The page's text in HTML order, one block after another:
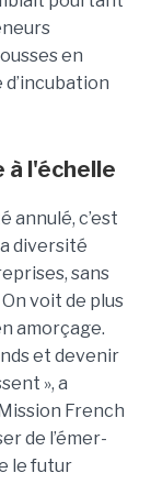
en
à l'échelle
annulé, c’est
diver­sité
sans
voit de plus
amorçage.
et deve­nir
», a
French
de l’émer­
le futur